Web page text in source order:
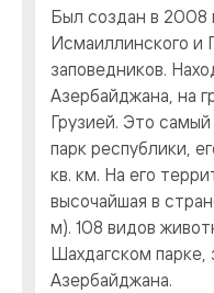
Был создан в 2008
Исмаиллинского и
заповедников.
Азербайджана, на
Грузией. Это
парк республики,
кв. км. На его
высочайшая в
м). 108 видов
Шахдагском парке,
Азербайджана.